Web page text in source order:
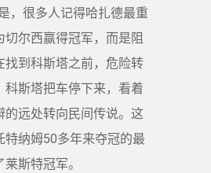
，很多人记得哈扎德最重
切尔西赢得冠军，而是阻
找到科斯塔之前，危险转
科斯塔把车停下来，看着
的远处转向民间传说。这
特纳姆50多年来夺冠的最
斯特冠军。